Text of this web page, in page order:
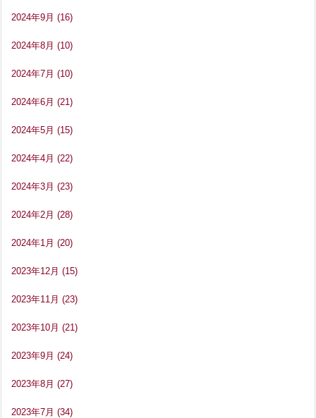
2024年9月 (16)
2024年8月 (10)
2024年7月 (10)
2024年6月 (21)
2024年5月 (15)
2024年4月 (22)
2024年3月 (23)
2024年2月 (28)
2024年1月 (20)
2023年12月 (15)
2023年11月 (23)
2023年10月 (21)
2023年9月 (24)
2023年8月 (27)
2023年7月 (34)